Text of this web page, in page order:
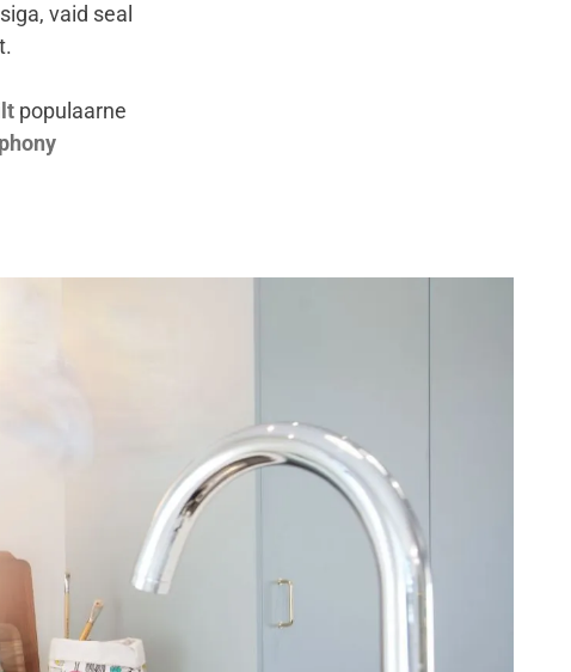
vaid seal
populaarne